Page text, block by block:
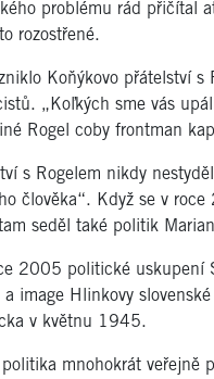
problému rád
rozostřené.
Koňýkovo přátelství
„Koľkých sme vás
Rogel coby frontman
s Rogelem nikdy
člověka“. Když se v
seděl také politik
2005 politické uskupení
a image Hlinkovy
v květnu 1945.
politika mnohokrát